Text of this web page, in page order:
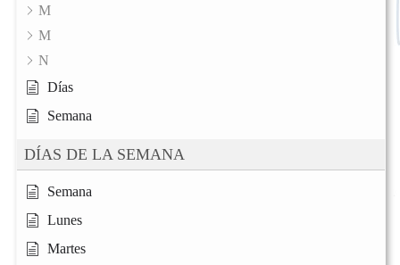
M
M
N
Días
Semana
DÍAS DE LA SEMANA
Semana
Lunes
Martes